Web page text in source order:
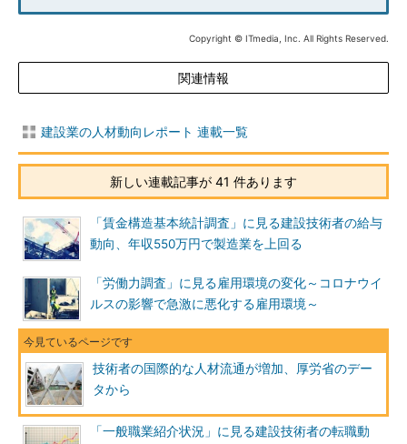
Copyright © ITmedia, Inc. All Rights Reserved.
関連情報
建設業の人材動向レポート 連載一覧
新しい連載記事が 41 件あります
「賃金構造基本統計調査」に見る建設技術者の給与
動向、年収550万円で製造業を上回る
「労働力調査」に見る雇用環境の変化～コロナウイ
ルスの影響で急激に悪化する雇用環境～
技術者の国際的な人材流通が増加、厚労省のデー
タから
「一般職業紹介状況」に見る建設技術者の転職動